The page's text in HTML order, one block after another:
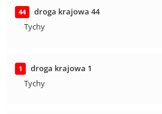
44
droga krajowa 44
Tychy
1
droga krajowa 1
Tychy